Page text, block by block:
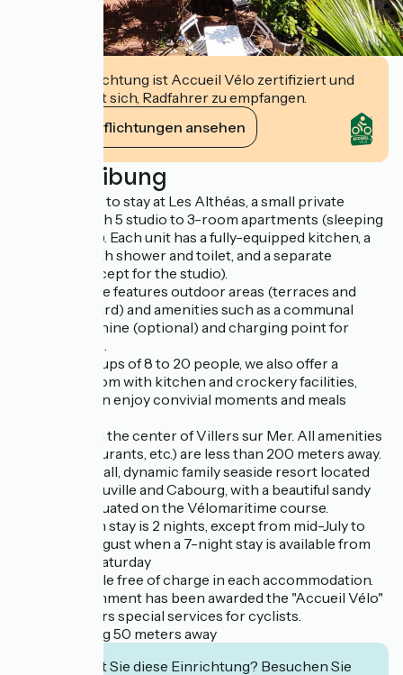
Diese Einrichtung ist Accueil Vélo zertifiziert und
verpflichtet sich, Radfahrer zu empfangen.
Ihre Verpflichtungen ansehen
Beschreibung
We invite you to stay at Les Althéas, a small private
residence with 5 studio to 3-room apartments (sleeping
2 to 6 people). Each unit has a fully-equipped kitchen, a
bathroom with shower and toilet, and a separate
bedroom (except for the studio).
The residence features outdoor areas (terraces and
inner courtyard) and amenities such as a communal
washing machine (optional) and charging point for
electric bikes.
For small groups of 8 to 20 people, we also offer a
reception room with kitchen and crockery facilities,
where you can enjoy convivial moments and meals
It is located in the center of Villers sur Mer. All amenities
(shops, restaurants, etc.) are less than 200 meters away.
Villers is a small, dynamic family seaside resort located
between Deauville and Cabourg, with a beautiful sandy
beach and situated on the Vélomaritime course.
The minimum stay is 2 nights, except from mid-July to
the end of August when a 7-night stay is available from
Saturday to Saturday
Wifi is available free of charge in each accommodation.
This establishment has been awarded the "Accueil Vélo"
label and offers special services for cyclists.
Public parking 50 meters away
Interessiert Sie diese Einrichtung? Besuchen Sie